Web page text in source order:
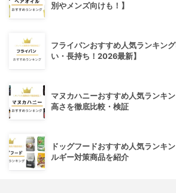
別やメンズ向けも！】
フライパンおすすめ人気ランキン
い・長持ち！2026最新】
マヌカハニーおすすめ人気ランキ
高さを徹底比較・検証
ドッグフードおすすめ人気ランキ
ルギー対策商品を紹介